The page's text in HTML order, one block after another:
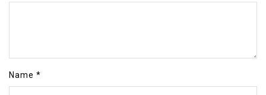
Name *